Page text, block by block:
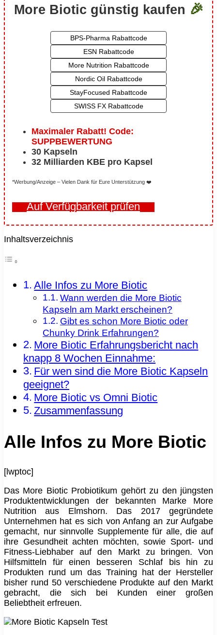
More Biotic günstig kaufen 🎉
BPS-Pharma Rabattcode
ESN Rabattcode
More Nutrition Rabattcode
Nordic Oil Rabattcode
StayFocused Rabattcode
SWISS FX Rabattcode
Maximaler Rabatt! Code:
SUPPBEWERTUNG
30 Kapseln
32 Milliarden KBE pro Kapsel
*Werbung/Anzeige – Vielen Dank für Eure Unterstützung ❤️
Auf Verfügbarkeit prüfen
Inhaltsverzeichnis
Alle Infos zu More Biotic
Wann werden die More Biotic
Kapseln am Markt erscheinen?
Gibt es schon More Biotic oder
Chunky Drink Erfahrungen?
More Biotic Erfahrungsbericht nach
knapp 8 Wochen Einnahme:
Für wen sind die More Biotic Kapseln
geeignet?
More Biotic vs Omni Biotic
Zusammenfassung
Alle Infos zu More Biotic
[lwptoc]
Das More Biotic Probiotikum gehört zu den jüngsten
Produktentwicklungen der bekannten Marke More
Nutrition aus Elmshorn. Das 2017 gegründete
Unternehmen hat es sich von Anfang an zur Aufgabe
gemacht, nur sinnvolle Supplemente für alle, die auf
ihre Gesundheit achten möchten, sowie Sport- und
Fitness-Liebhaber auf den Markt zu bringen. Von
Hilfsmitteln für einen besseren Schlaf bis hin zu
Produkten rund um das Training hat der Hersteller
bisher rund 50 verschiedene Produkte auf den Markt
gebracht, die sich bei Kunden einer großen
Beliebtheit erfreuen.